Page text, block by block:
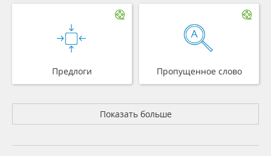
Предлоги Пропущенное слово
Показать больше